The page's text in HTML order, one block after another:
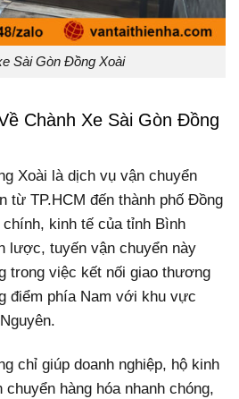
Sài Gòn Đồng Xoài
Chành Xe Sài Gòn Đồng
Xoài là dịch vụ vận chuyển
từ TP.HCM đến thành phố Đồng
kinh tế của tỉnh Bình
lược, tuyến vận chuyển này
trong việc kết nối giao thương
điểm phía Nam với khu vực
chỉ giúp doanh nghiệp, hộ kinh
hàng hóa nhanh chóng,